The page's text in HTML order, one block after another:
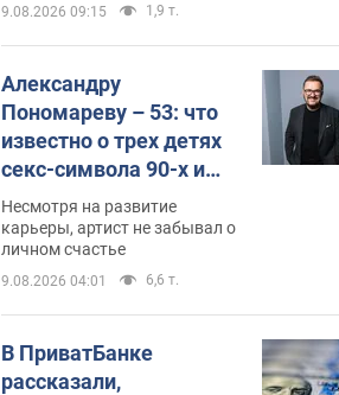
9.08.2026 09:15 1,9 т.
Александру
Пономареву – 53: что
известно о трех детях
секс-символа 90-х и
как они выглядят
Несмотря на развитие
карьеры, артист не забывал о
личном счастье
9.08.2026 04:01 6,6 т.
В ПриватБанке
рассказали,